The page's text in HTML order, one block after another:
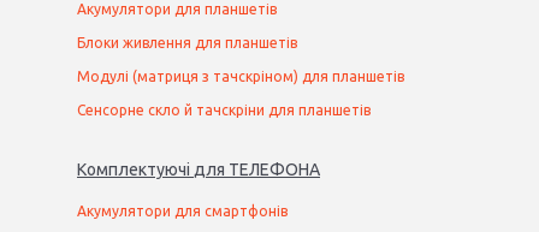
Акумулятори для планшетів
Блоки живлення для планшетів
Модулі (матриця з тачскріном) для планшетів
Сенсорне скло й тачскріни для планшетів
Комплектуючі для ТЕЛЕФОНА
Акумулятори для смартфонів